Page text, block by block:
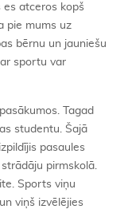
es atceros kopš
pie mums uz
bērnu un jauniešu
sportu var
Tagad
studentu. Šajā
pasaules
pirmskolā.
Sports viņu
viņš izvēlējies